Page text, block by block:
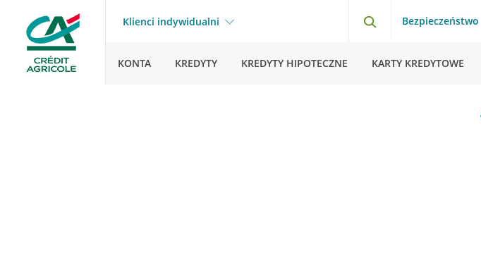
Klienci indywidualni Bezpieczeństwo
KONTA KREDYTY KREDYTY HIPOTECZNE KARTY KREDYTOWE